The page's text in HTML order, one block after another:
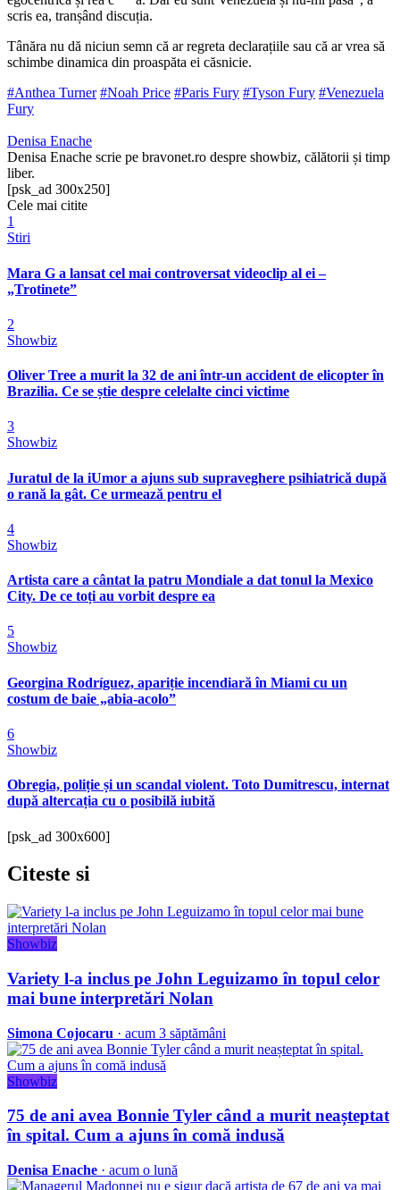
scris ea, tranșând discuția.
Tânăra nu dă niciun semn că ar regreta declarațiile sau că ar vrea să
schimbe dinamica din proaspăta ei căsnicie.
#Anthea Turner #Noah Price #Paris Fury #Tyson Fury #Venezuela
Fury
Denisa Enache
Denisa Enache scrie pe bravonet.ro despre showbiz, călătorii și timp
liber.
[psk_ad 300x250]
Cele mai citite
1
Stiri
Mara G a lansat cel mai controversat videoclip al ei –
„Trotinete”
2
Showbiz
Oliver Tree a murit la 32 de ani într-un accident de elicopter în
Brazilia. Ce se știe despre celelalte cinci victime
3
Showbiz
Juratul de la iUmor a ajuns sub supraveghere psihiatrică după
o rană la gât. Ce urmează pentru el
4
Showbiz
Artista care a cântat la patru Mondiale a dat tonul la Mexico
City. De ce toți au vorbit despre ea
5
Showbiz
Georgina Rodríguez, apariție incendiară în Miami cu un
costum de baie „abia-acolo”
6
Showbiz
Obregia, poliție și un scandal violent. Toto Dumitrescu, internat
după altercația cu o posibilă iubită
[psk_ad 300x600]
Citeste si
Showbiz
Variety l-a inclus pe John Leguizamo în topul celor
mai bune interpretări Nolan
Simona Cojocaru · acum 3 săptămâni
Showbiz
75 de ani avea Bonnie Tyler când a murit neașteptat
în spital. Cum a ajuns în comă indusă
Denisa Enache · acum o lună